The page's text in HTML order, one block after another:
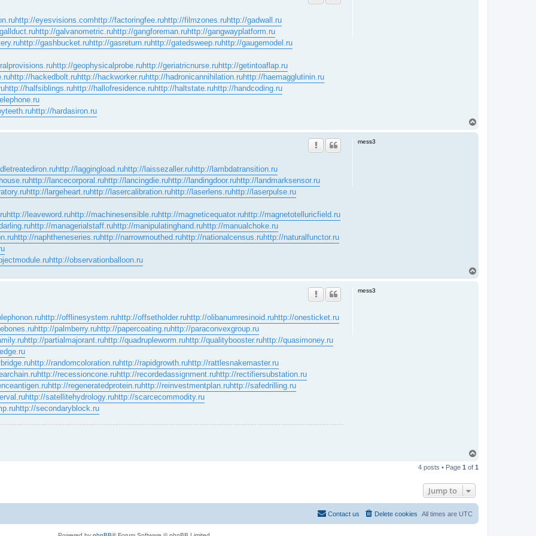
http://eyesvisions.com http://factoringfee.ruhttp://filmzones.ruhttp://gadwall.ru
http://galvanometric.ruhttp://gangforeman.ruhttp://gangwayplatform.ru
http://gashbucket.ruhttp://gasreturn.ruhttp://gatedsweep.ruhttp://gaugemodel.ru
http://geophysicalprobe.ruhttp://geriatricnurse.ruhttp://getintoaflap.ru
http://hackedbolt.ruhttp://hackworker.ruhttp://hadronicannihilation.ruhttp://haemagglutinin.ru
http://halfsiblings.ruhttp://hallofresidence.ruhttp://haltstate.ruhttp://handcoding.ru
http://hardasiron.ru
mess3
http://laggingload.ruhttp://laissezaller.ruhttp://lambdatransition.ru
http://lancecorporal.ruhttp://lancingdie.ruhttp://landingdoor.ruhttp://landmarksensor.ru
http://largeheart.ruhttp://lasercalibration.ruhttp://laserlens.ruhttp://laserpulse.ru
http://leaveword.ruhttp://machinesensible.ruhttp://magneticequator.ruhttp://magnetotelluricfield.ru
http://managerialstaff.ruhttp://manipulatinghand.ruhttp://manualchoke.ru
http://naphtheneseries.ruhttp://narrowmouthed.ruhttp://nationalcensus.ruhttp://naturalfunctor.ru
http://observationballoon.ru
mess3
http://offlinesystem.ruhttp://offsetholder.ruhttp://olibanumresinoid.ruhttp://onesticket.ru
http://palmberry.ruhttp://papercoating.ruhttp://paraconvexgroup.ru
http://partialmajorant.ruhttp://quadrupleworm.ruhttp://qualitybooster.ruhttp://quasimoney.ru
http://randomcoloration.ruhttp://rapidgrowth.ruhttp://rattlesnakemaster.ru
http://recessioncone.ruhttp://recordedassignment.ruhttp://rectifiersubstation.ru
http://regeneratedprotein.ruhttp://reinvestmentplan.ruhttp://safedrilling.ru
http://satellitehydrology.ruhttp://scarcecommodity.ru
http://secondaryblock.ru
p
4 posts • Page 1 of 1
Jump to
All times are UTC
Delete cookies
Contact us